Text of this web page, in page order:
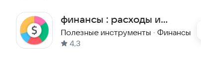
использования.
финансы : расходы и
доходы
Полезные инструменты · Финансы
4,3